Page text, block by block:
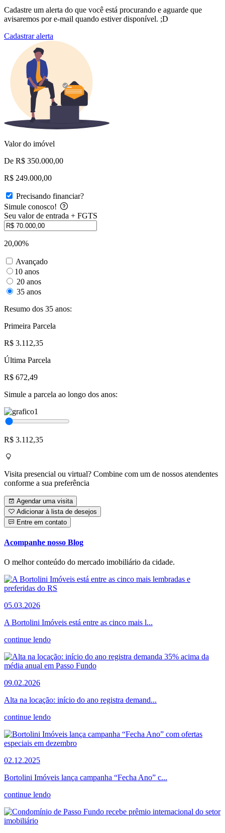
Cadastre um alerta do que você está procurando e aguarde que
avisaremos por e-mail quando estiver disponível. ;D
Cadastrar alerta
Valor do imóvel
De R$ 350.000,00
R$ 249.000,00
Precisando financiar?
Simule conosco!
Seu valor de entrada + FGTS
20,00%
Avançado
10 anos
20 anos
35 anos
Resumo dos 35 anos:
Primeira Parcela
R$ 3.112,35
Última Parcela
R$ 672,49
Simule a parcela ao longo dos anos:
R$ 3.112,35
Visita presencial ou virtual? Combine com um de nossos atendentes
conforme a sua preferência
Agendar uma visita
Adicionar à lista de desejos
Entre em contato
Acompanhe nosso Blog
O melhor conteúdo do mercado imobiliário da cidade.
05.03.2026
A Bortolini Imóveis está entre as cinco mais l...
continue lendo
09.02.2026
Alta na locação: início do ano registra demand...
continue lendo
02.12.2025
Bortolini Imóveis lança campanha “Fecha Ano” c...
continue lendo